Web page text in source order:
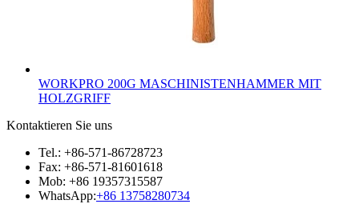
WORKPRO 200G MASCHINISTENHAMMER MIT
HOLZGRIFF
Kontaktieren Sie uns
Tel.: +86-571-86728723
Fax: +86-571-81601618
Mob: +86 19357315587
WhatsApp:+86 13758280734